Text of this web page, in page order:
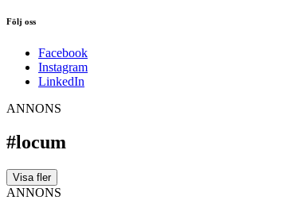
Följ oss
Facebook
Instagram
LinkedIn
ANNONS
#locum
Visa fler
ANNONS